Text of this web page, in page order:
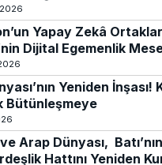
Yapay Zekâ
Dijital Egemenlik
Yeniden
Bütünleşmeye
Arap Dünyası,
Hattını Yeniden